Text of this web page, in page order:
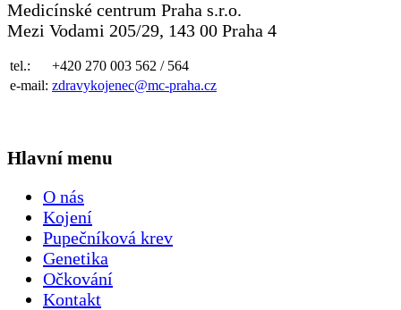
Medicínské centrum Praha s.r.o.
Mezi Vodami 205/29, 143 00 Praha 4
tel.:
+420 270 003 562 / 564
e-mail: zdravykojenec@mc-praha.cz
Hlavní menu
O nás
Kojení
Pupečníková krev
Genetika
Očkování
Kontakt